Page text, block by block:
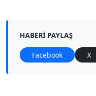
HABERI PAYLAŞ
Facebook X